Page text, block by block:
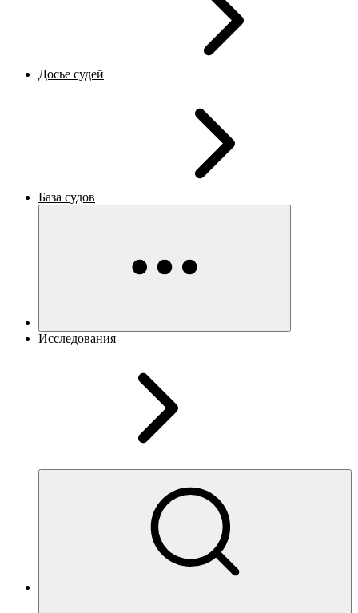
Досье судей
База судов
Исследования